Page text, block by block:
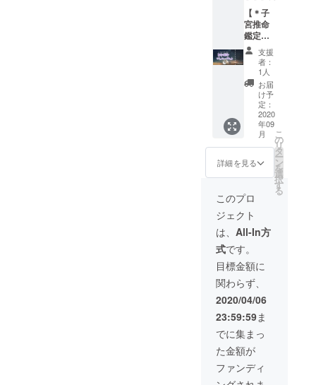
あらか
じめご
了承く
ださ
い。
鑑定は
100％の
効果効
能を保
証する
もので
はござ
いませ
ん。 鑑
定内容
に不満
を感じ
られた
として
も、返
出来兼
ねます
ので、
あらか
じめご
了承く
ださ
い。
【＊子
宮推命
鑑定
コース
＊】 鑑
定内容
を３通
り選べ
ます。
※ご支援
の際
に、ご
希望の
鑑定タ
イプを
オプ
ション
にてお
選びく
ださ
い。
【A】５
名様分
の鑑定
書を作
成し、
郵送か
メール
にて送
付。
【B】１
名様分
の対面
支援
者：
1人
お届
け予
定：
2020
年09
月
詳細を見る
こ
の
リ
タ
ー
ン
を
選
択
す
る
このプロ
ジェクト
は、 All-In方
式です。
目標金額に
関わらず、
2020/04/06
23:59:59ま
でに集まっ
た金額が
ファンディ